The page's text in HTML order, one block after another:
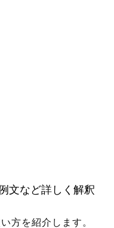
文など詳しく解釈
方を紹介します。